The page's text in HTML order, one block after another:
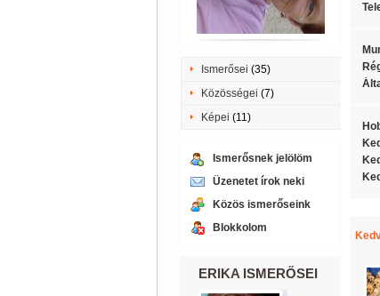
Ismerősei (35)
Közösségei (7)
Képei (11)
Ismerősnek jelölöm
Üzenetet írok neki
Közös ismerőseink
Blokkolom
ERIKA ISMERŐSEI